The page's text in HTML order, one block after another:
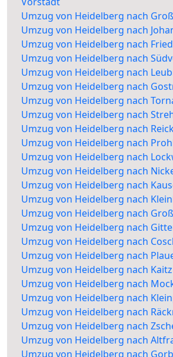
Umzug von Heidelberg nach
Umzug von Heidelberg nach
Umzug von Heidelberg nach
Umzug von Heidelberg nach
Umzug von Heidelberg nach
Umzug von Heidelberg nach
Umzug von Heidelberg nach
Umzug von Heidelberg nach
Umzug von Heidelberg nach
Umzug von Heidelberg nach
Umzug von Heidelberg nach
Umzug von Heidelberg nach
Umzug von Heidelberg nach
Umzug von Heidelberg nach
Umzug von Heidelberg nach
Umzug von Heidelberg nach
Umzug von Heidelberg nach
Umzug von Heidelberg nach
Umzug von Heidelberg nach Kaitz
Umzug von Heidelberg nach
Umzug von Heidelberg nach
Umzug von Heidelberg nach
Umzug von Heidelberg nach
Umzug von Heidelberg nach
Umzug von Heidelberg nach